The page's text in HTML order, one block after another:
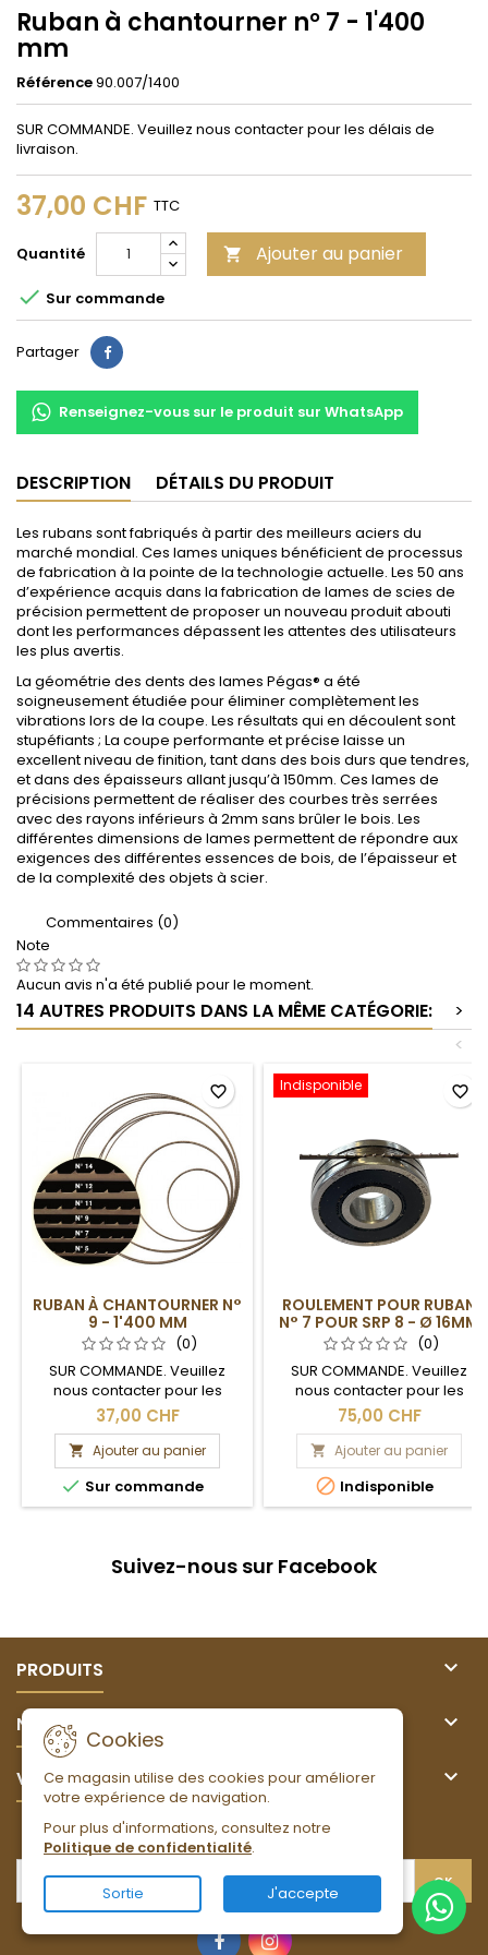
Ruban à chantourner n° 7 - 1'400
mm
Référence90.007/1400
SUR COMMANDE. Veuillez nous contacter pour les délais de
livraison.
37,00 CHF TTC
Quantité  Ajouter au panier
 Sur commande
Partager Partager
Renseignez-vous sur le produit sur WhatsApp
DESCRIPTION DÉTAILS DU PRODUIT
Les rubans sont fabriqués à partir des meilleurs aciers du
marché mondial. Ces lames uniques bénéficient de processus
de fabrication à la pointe de la technologie actuelle. Les 50 ans
d’expérience acquis dans la fabrication de lames de scies de
précision permettent de proposer un nouveau produit abouti
dont les performances dépassent les attentes des utilisateurs
les plus avertis.
La géométrie des dents des lames Pégas® a été
soigneusement étudiée pour éliminer complètement les
vibrations lors de la coupe. Les résultats qui en découlent sont
stupéfiants ; La coupe performante et précise laisse un
excellent niveau de finition, tant dans des bois durs que tendres,
et dans des épaisseurs allant jusqu’à 150mm. Ces lames de
précisions permettent de réaliser des courbes très serrées
avec des rayons inférieurs à 2mm sans brûler le bois. Les
différentes dimensions de lames permettent de répondre aux
exigences des différentes essences de bois, de l’épaisseur et
de la complexité des objets à scier.
Commentaires (0)
Note
Aucun avis n'a été publié pour le moment.
14 AUTRES PRODUITS DANS LA MÊME CATÉGORIE:
>
<
RUBAN À CHANTOURNER N°
9 - 1'400 MM
(0)
SUR COMMANDE. Veuillez
nous contacter pour les
délais de livraison.
37,00 CHF
 Ajouter au panier
 Sur commande
favorite_border Indisponible
ROULEMENT POUR RUBAN
N° 7 POUR SRP 8 - Ø 16MM
(0)
SUR COMMANDE. Veuillez
nous contacter pour les
délais de livraison.
75,00 CHF
 Ajouter au panier
 Indisponible
favorite_border
Suivez-nous sur Facebook
PRODUITS 
NOTRE SOCIÉTÉ 
VOTRE COMPTE 
Cookies
Ce magasin utilise des cookies pour améliorer
votre expérience de navigation.
Pour plus d'informations, consultez notre
Politique de confidentialité.
Sortie J'accepte
LETTRE D'INFORMATIONS
FacebookInstagram